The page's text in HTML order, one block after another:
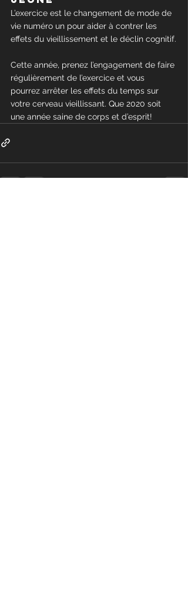
L’exercice est le changement de mode de
vie numéro un pour aider à contrer les
effets du vieillissement et le déclin cognitif.
Cette année, prenez l’engagement de faire
régulièrement de l’exercice et vous
pourrez arrêter les effets du temps sur
votre cerveau vieillissant. Que 2020 soit
une année saine de corps et d’esprit!